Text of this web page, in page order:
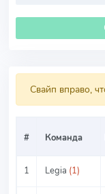
Свайп вправо,
# Команда
1
Legia (1)